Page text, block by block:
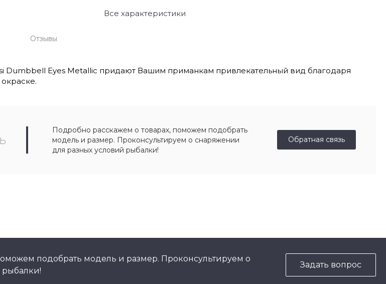
Все характеристики
Отзывы
Dumbbell Eyes Metallic придают Вашим приманкам привлекательный вид благодаря
Подробно расскажем о товарах, поможем подобрать
модель и размер. Проконсультируем о снаряжении
для разных условий рыбалки!
Обратная связь
подобрать модель и размер. Проконсультируем о
Задать вопрос